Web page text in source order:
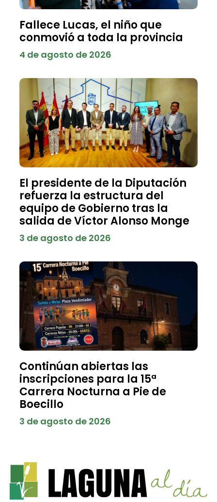
Fallece Lucas, el niño que
conmovió a toda la provincia
4 de agosto de 2026
El presidente de la Diputación
refuerza la estructura del
equipo de Gobierno tras la
salida de Víctor Alonso Monge
3 de agosto de 2026
Continúan abiertas las
inscripciones para la 15ª
Carrera Nocturna a Pie de
Boecillo
3 de agosto de 2026